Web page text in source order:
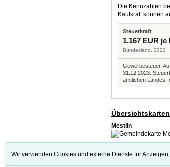
Die Kennzahlen
Kaufkraft können
Steuerkraft
1.167 EUR
Bundesland, 2023
Gewerbesteuer-
31.12.2023.
amtlichen Landes-
Mestlin
Wir verwenden Cookies und externe Dienste für